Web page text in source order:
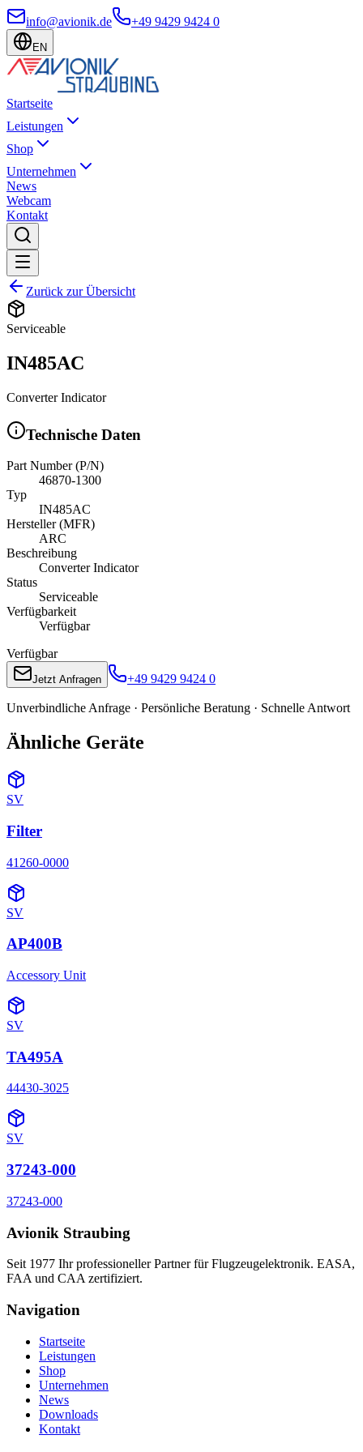
info@avionik.de +49 9429 9424 0
EN
Startseite
Leistungen
Shop
Unternehmen
News
Webcam
Kontakt
Zurück zur Übersicht
Serviceable
IN485AC
Converter Indicator
Technische Daten
Part Number (P/N)
46870-1300
Typ
IN485AC
Hersteller (MFR)
ARC
Beschreibung
Converter Indicator
Status
Serviceable
Verfügbarkeit
Verfügbar
Verfügbar
Jetzt Anfragen +49 9429 9424 0
Unverbindliche Anfrage · Persönliche Beratung · Schnelle Antwort
Ähnliche Geräte
SV
Filter
41260-0000
SV
AP400B
Accessory Unit
SV
TA495A
44430-3025
SV
37243-000
37243-000
Avionik Straubing
Seit 1977 Ihr professioneller Partner für Flugzeugelektronik. EASA,
FAA und CAA zertifiziert.
Navigation
Startseite
Leistungen
Shop
Unternehmen
News
Downloads
Kontakt